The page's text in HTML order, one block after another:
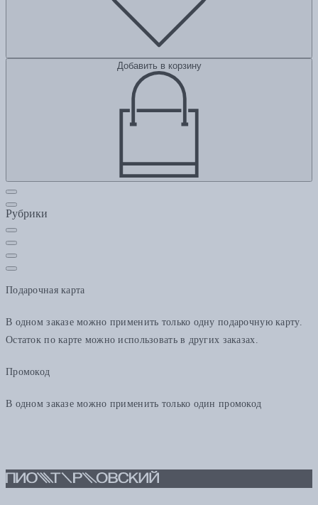
Добавить в корзину
Рубрики
Подарочная карта
В одном заказе можно применить только одну подарочную карту.
Остаток по карте можно использовать в других заказах.
Промокод
В одном заказе можно применить только один промокод